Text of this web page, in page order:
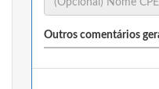
Outros comentários